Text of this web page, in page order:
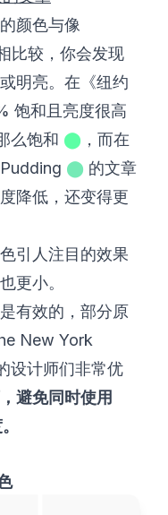
颜色与像
比较，你会发现
明亮。在《纽约
饱和且亮度很高
么饱和 ⬤ ，而在
⬤ 的文章
降低，还变得更
引人注目的效果
更小。
有效的，部分原
New York
设计师们非常优
避免同时使用